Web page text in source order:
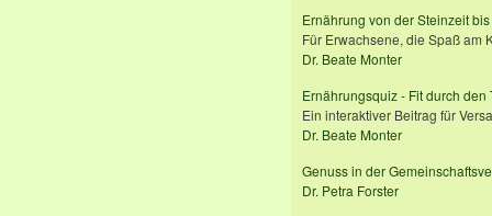
Ernährung von der Steinzeit
Für Erwachsene, die Spaß am
Dr. Beate Monter
Ernährungsquiz - Fit durch den
Ein interaktiver Beitrag für
Dr. Beate Monter
Genuss in der
Dr. Petra Forster